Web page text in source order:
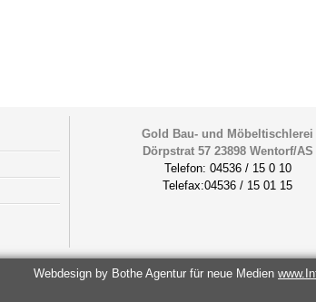
Gold Bau- und Möbeltischlerei
Dörpstrat 57 23898 Wentorf/AS
Telefon: 04536 / 15 0 10
Telefax:04536 / 15 01 15
Webdesign by Bothe Agentur für neue Medien